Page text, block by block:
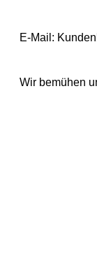
E-Mail:
Wir bemühen